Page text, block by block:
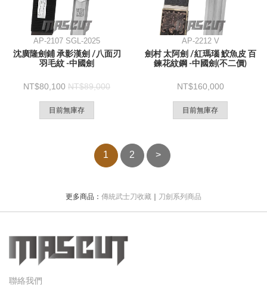
AP-2107 SGL-2025
沈廣隆劍鋪 承影漢劍 /八面刃
羽毛紋 -中國劍
80,100 89,000
目前無庫存
AP-2212 V
劍村 太阿劍 /紅瑪瑙 鮫魚皮 百
鍊花紋鋼 -中國劍(不二價)
160,000
目前無庫存
1 2 >
更多商品： 傳統武士刀收藏 ｜ 刀劍系列商品
聯絡我們